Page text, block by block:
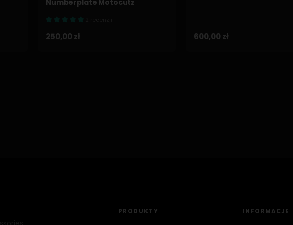
Numberplate Motocutz
250,00 zł 600,00 zł
PRODUKTY INFORMACJE